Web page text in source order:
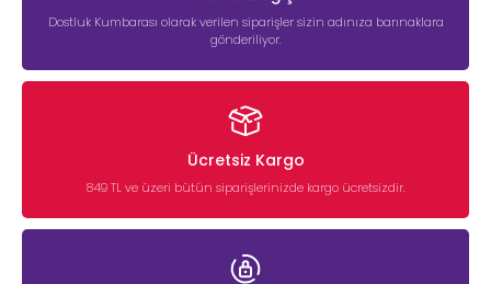
Dostluk Kumbarası olarak verilen siparişler sizin adınıza barınaklara
gönderiliyor.
Ücretsiz Kargo
849 TL ve üzeri bütün siparişlerinizde kargo ücretsizdir.